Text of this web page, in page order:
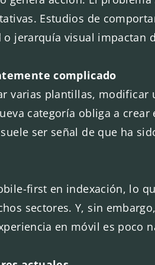
Estudios de
jerarquía visual impactan
complicado
varias plantillas, modificar
categoría obliga a crear
ser señal de que ha
first en indexación, lo
sectores. Y, sin
en móvil es poco